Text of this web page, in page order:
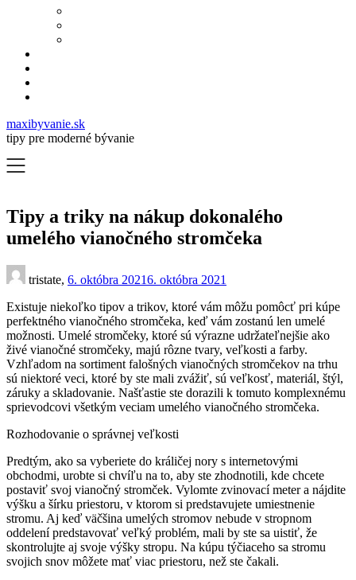
maxibyvanie.sk
tipy pre moderné bývanie
Tipy a triky na nákup dokonalého
umelého vianočného stromčeka
tristate, 6. októbra 20216. októbra 2021
Existuje niekoľko tipov a trikov, ktoré vám môžu pomôcť pri kúpe
perfektného vianočného stromčeka, keď vám zostanú len umelé
možnosti. Umelé stromčeky, ktoré sú výrazne udržateľnejšie ako
živé vianočné stromčeky, majú rôzne tvary, veľkosti a farby.
Vzhľadom na sortiment falošných vianočných stromčekov na trhu
sú niektoré veci, ktoré by ste mali zvážiť, sú veľkosť, materiál, štýl,
záruky a skladovanie. Našťastie ste dorazili k tomuto komplexnému
sprievodcovi všetkým veciam umelého vianočného stromčeka.
Rozhodovanie o správnej veľkosti
Predtým, ako sa vyberiete do králičej nory s internetovými
obchodmi, urobte si chvíľu na to, aby ste zhodnotili, kde chcete
postaviť svoj vianočný stromček. Vylomte zvinovací meter a nájdite
výšku a šírku priestoru, v ktorom si predstavujete umiestnenie
stromu. Aj keď väčšina umelých stromov nebude v stropnom
oddelení predstavovať veľký problém, mali by ste sa uistiť, že
skontrolujte aj svoje výšky stropu. Na kúpu týčiaceho sa stromu
svojich snov môžete mať viac priestoru, než ste čakali.